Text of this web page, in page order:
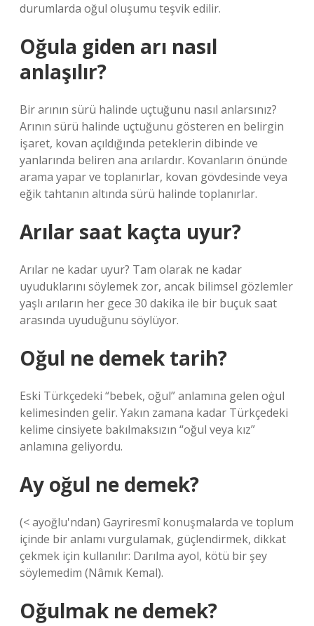
durumlarda oğul oluşumu teşvik edilir.
Oğula giden arı nasıl
anlaşılır?
Bir arının sürü halinde uçtuğunu nasıl anlarsınız?
Arının sürü halinde uçtuğunu gösteren en belirgin
işaret, kovan açıldığında peteklerin dibinde ve
yanlarında beliren ana arılardır. Kovanların önünde
arama yapar ve toplanırlar, kovan gövdesinde veya
eğik tahtanın altında sürü halinde toplanırlar.
Arılar saat kaçta uyur?
Arılar ne kadar uyur? Tam olarak ne kadar
uyuduklarını söylemek zor, ancak bilimsel gözlemler
yaşlı arıların her gece 30 dakika ile bir buçuk saat
arasında uyuduğunu söylüyor.
Oğul ne demek tarih?
Eski Türkçedeki “bebek, oğul” anlamına gelen oġul
kelimesinden gelir. Yakın zamana kadar Türkçedeki
kelime cinsiyete bakılmaksızın “oğul veya kız”
anlamına geliyordu.
Ay oğul ne demek?
(< ayoğlu'ndan) Gayriresmî konuşmalarda ve toplum
içinde bir anlamı vurgulamak, güçlendirmek, dikkat
çekmek için kullanılır: Darılma ayol, kötü bir şey
söylemedim (Nâmık Kemal).
Oğulmak ne demek?